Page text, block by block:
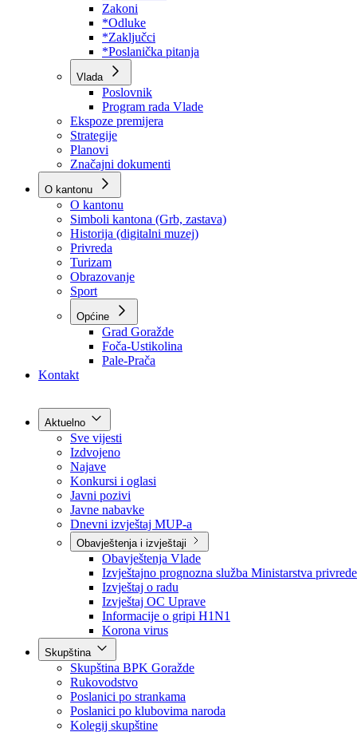
Poslovnik
Program rada Skupštine
Budžet 2026
Zakoni
*Odluke
*Zaključci
*Poslanička pitanja
Vlada
Poslovnik
Program rada Vlade
Ekspoze premijera
Strategije
Planovi
Značajni dokumenti
O kantonu
O kantonu
Simboli kantona (Grb, zastava)
Historija (digitalni muzej)
Privreda
Turizam
Obrazovanje
Sport
Općine
Kontakt
Aktuelno
Sve vijesti
Izdvojeno
Najave
Konkursi i oglasi
Javni pozivi
Javne nabavke
Dnevni izvještaj MUP-a
Obavještenja i izvještaji
Obavještenja Vlade
Izvještajno prognozna služba Ministarstva privrede
Izvještaj o radu
Izvještaj OC Uprave
Informacije o gripi H1N1
Korona virus
Skupština
Skupština BPK Goražde
Rukovodstvo